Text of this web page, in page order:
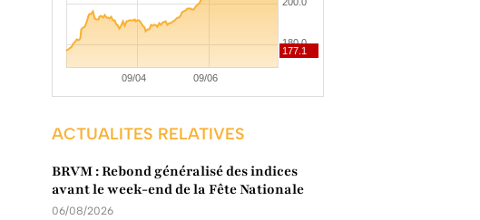
ACTUALITES RELATIVES
BRVM : Rebond généralisé des indices
avant le week-end de la Fête Nationale
06/08/2026